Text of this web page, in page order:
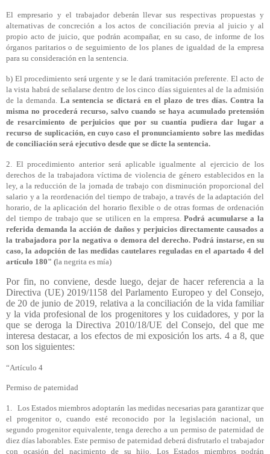
El empresario y el trabajador deberán llevar sus respectivas propuestas y
alternativas de concreción a los actos de conciliación previa al juicio y al
propio acto de juicio, que podrán acompañar, en su caso, de informe de los
órganos paritarios o de seguimiento de los planes de igualdad de la empresa
para su consideración en la sentencia.
b) El procedimiento será urgente y se le dará tramitación preferente. El acto de
la vista habrá de señalarse dentro de los cinco días siguientes al de la admisión
de la demanda. La sentencia se dictará en el plazo de tres días. Contra la
misma no procederá recurso, salvo cuando se haya acumulado pretensión
de resarcimiento de perjuicios que por su cuantía pudiera dar lugar a
recurso de suplicación, en cuyo caso el pronunciamiento sobre las medidas
de conciliación será ejecutivo desde que se dicte la sentencia.
2. El procedimiento anterior será aplicable igualmente al ejercicio de los
derechos de la trabajadora víctima de violencia de género establecidos en la
ley, a la reducción de la jornada de trabajo con disminución proporcional del
salario y a la reordenación del tiempo de trabajo, a través de la adaptación del
horario, de la aplicación del horario flexible o de otras formas de ordenación
del tiempo de trabajo que se utilicen en la empresa.Podrá acumularse a la
referida demanda la acción de daños y perjuicios directamente causados a
la trabajadora por la negativa o demora del derecho. Podrá instarse, en su
caso, la adopción de las medidas cautelares reguladas en el apartado 4 del
artículo 180" (la negrita es mía)
Por fin, no conviene, desde luego, dejar de hacer referencia a la
Directiva (UE) 2019/1158 del Parlamento Europeo y del Consejo,
de 20 de junio de 2019, relativa a la conciliación de la vida familiar
y la vida profesional de los progenitores y los cuidadores, y por la
que se deroga la Directiva 2010/18/UE del Consejo, del que me
interesa destacar, a los efectos de mi exposición los arts. 4 a 8, que
son los siguientes:
“Artículo 4
Permiso de paternidad
1. Los Estados miembros adoptarán las medidas necesarias para garantizar que
el progenitor o, cuando esté reconocido por la legislación nacional, un
segundo progenitor equivalente, tenga derecho a un permiso de paternidad de
diez días laborables. Este permiso de paternidad deberá disfrutarlo el trabajador
con ocasión del nacimiento de su hijo. Los Estados miembros podrán